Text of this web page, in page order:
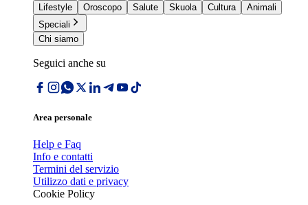
Lifestyle
Oroscopo Salute Skuola Cultura
Animali
Speciali
Chi siamo
Seguici anche su
Area personale
Help e Faq
Info e contatti
Termini del servizio
Utilizzo dati e privacy
Cookie Policy